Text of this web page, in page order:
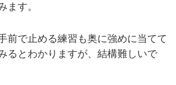
ます。
前で止める練習も奥に強めに当てて
るとわかりますが、結構難しいで